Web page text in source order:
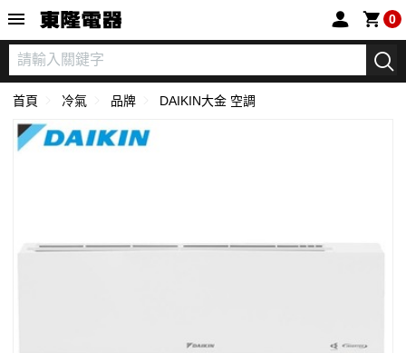
0
首頁 冷氣 品牌 DAIKIN大金 空調